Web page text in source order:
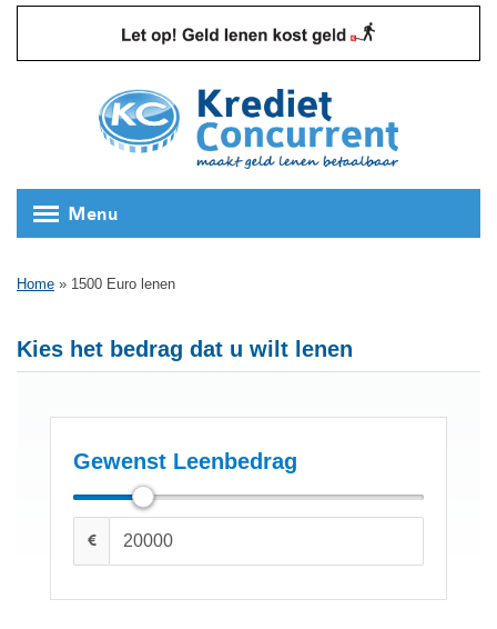
Menu
Home » 1500 Euro lenen
Kies het bedrag dat u wilt lenen
Gewenst Leenbedrag